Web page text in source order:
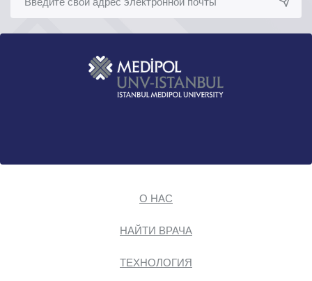
О НАС
НАЙТИ ВРАЧА
ТЕХНОЛОГИЯ